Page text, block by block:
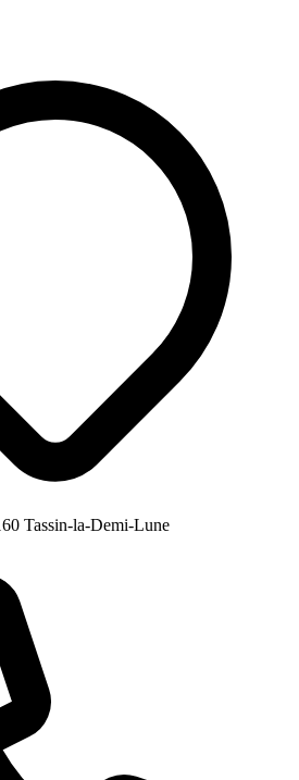
Tassin-la-Demi-Lune